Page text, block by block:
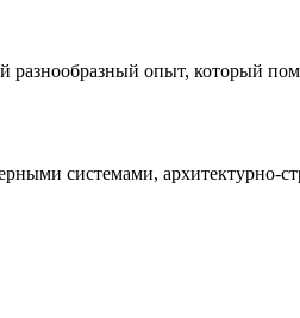
опыт, который
системами, архитектурно-